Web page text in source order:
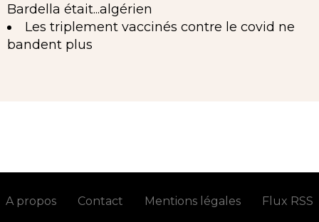
Bardella était...algérien
Les triplement vaccinés contre le covid ne
bandent plus
A propos Contact Mentions légales Flux RSS